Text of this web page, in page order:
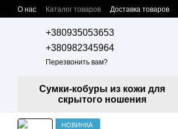
Перейти к основному контенту
О нас Каталог товаров Доставка товаров
+380935053653
+380982345964
Перезвонить вам?
Сумки-кобуры из кожи для
скрытого ношения
НОВИНКА